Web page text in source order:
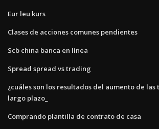
Eur leu kurs
Clases de acciones comunes pendientes
Scb china banca en línea
Spread spread vs trading
¿cuáles son los resultados del aumento de las
largo plazo_
Comprando plantilla de contrato de casa